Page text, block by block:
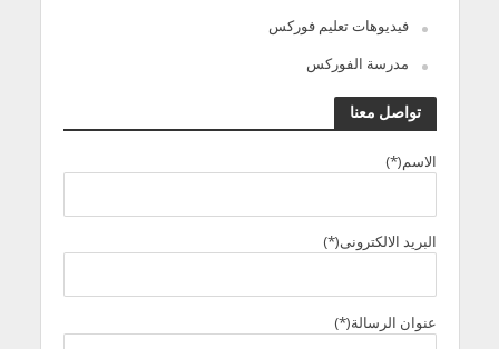
فيديوهات تعليم فوركس
مدرسة الفوركس
تواصل معنا
الاسم(*)
البريد الالكترونى(*)
عنوان الرسالة(*)